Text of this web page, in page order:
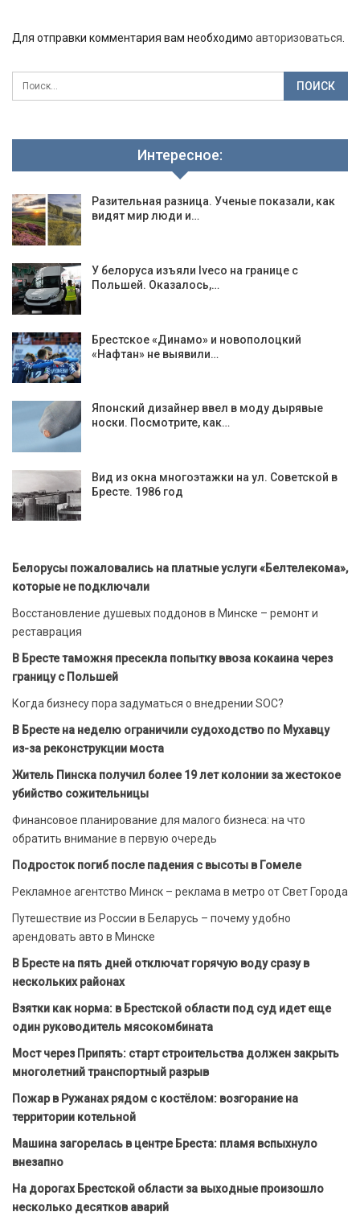
Для отправки комментария вам необходимо авторизоваться.
Интересное:
Разительная разница. Ученые показали, как
видят мир люди и…
У белоруса изъяли Iveco на границе с
Польшей. Оказалось,…
Брестское «Динамо» и новополоцкий
«Нафтан» не выявили…
Японский дизайнер ввел в моду дырявые
носки. Посмотрите, как…
Вид из окна многоэтажки на ул. Советской в
Бресте. 1986 год
Белорусы пожаловались на платные услуги «Белтелекома»,
которые не подключали
Восстановление душевых поддонов в Минске – ремонт и
реставрация
В Бресте таможня пресекла попытку ввоза кокаина через
границу с Польшей
Когда бизнесу пора задуматься о внедрении SOC?
В Бресте на неделю ограничили судоходство по Мухавцу
из-за реконструкции моста
Житель Пинска получил более 19 лет колонии за жестокое
убийство сожительницы
Финансовое планирование для малого бизнеса: на что
обратить внимание в первую очередь
Подросток погиб после падения с высоты в Гомеле
Рекламное агентство Минск – реклама в метро от Свет Города
Путешествие из России в Беларусь – почему удобно
арендовать авто в Минске
В Бресте на пять дней отключат горячую воду сразу в
нескольких районах
Взятки как норма: в Брестской области под суд идет еще
один руководитель мясокомбината
Мост через Припять: старт строительства должен закрыть
многолетний транспортный разрыв
Пожар в Ружанах рядом с костёлом: возгорание на
территории котельной
Машина загорелась в центре Бреста: пламя вспыхнуло
внезапно
На дорогах Брестской области за выходные произошло
несколько десятков аварий